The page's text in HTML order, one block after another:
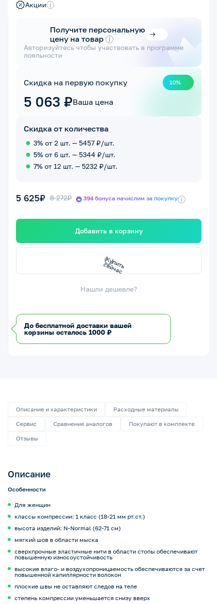
Акции i
Получите персональную
цену на товар i
Авторизуйтесь чтобы участвовать в программе
лояльности
Скидка на первую покупку 10%
5 063 ₽Ваша цена
Скидка от количества
3% от 2 шт. — 5457 ₽/шт.
5% от 6 шт. — 5344 ₽/шт.
7% от 12 шт. — 5232 ₽/шт.
5 625₽ 8 272₽ 394 бонуса начислим за покупку i
Добавить в корзину
К
у
п
и
т
ь
с
е
й
ч
а
с
Нашли дешевле?
До бесплатной доставки вашей
корзины осталось 1000 ₽
Описание и характеристики
Расходные материалы
Сервис
Сравнение аналогов
Покупают в комплекте
Отзывы
Описание
Особенности
Для женщин
классы компрессии: 1 класс (18-21 мм рт.ст.)
высота изделий: N-Normal (62-71 cм)
мягкий шов в области мыска
сверхпрочные эластичные нити в области стопы обеспечивают
повышенную износоустойчивость
высокие влаго- и воздухопроницаемость обеспечиваются за счет
повышенной капиллярности волокон
плоские швы не оставляют следов на теле
степень компрессии уменьшается снизу вверх